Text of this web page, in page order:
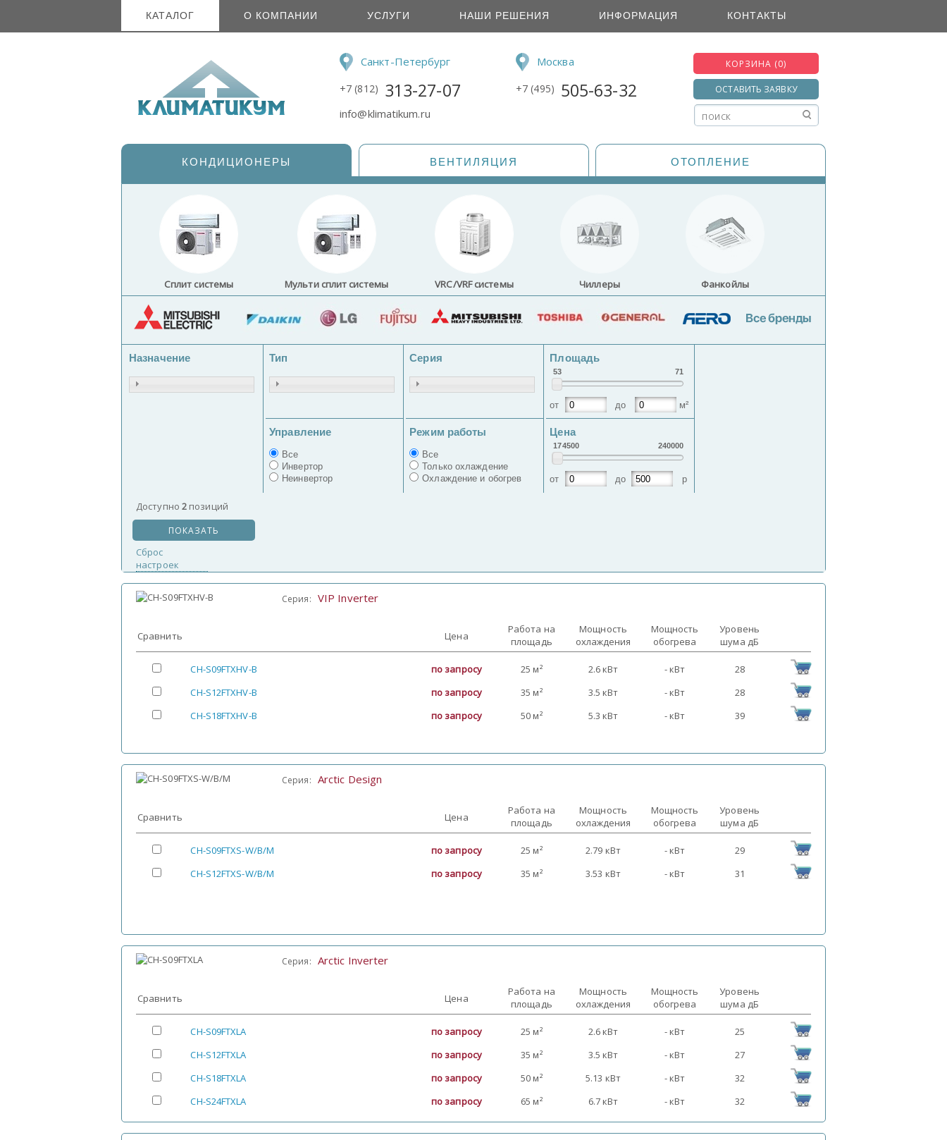
КАТАЛОГ О КОМПАНИИ УСЛУГИ НАШИ РЕШЕНИЯ ИНФОРМАЦИЯ КОНТАКТЫ
Санкт-Петербург
+7 (812) 313-27-07
info@klimatikum.ru
Москва
+7 (495) 505-63-32
КОРЗИНА (0)
ОСТАВИТЬ ЗАЯВКУ
КОНДИЦИОНЕРЫ ВЕНТИЛЯЦИЯ ОТОПЛЕНИЕ
Сплит системы Мульти сплит системы VRC/VRF системы Чиллеры Фанкойлы
Назначение Тип
Управление
Все
Инвертор
Неинвертор
Серия
Режим работы
Все
Только охлаждение
Охлаждение и обогрев
Площадь
53 71
от до м²
Цена
174500 240000
от до р
Доступно 2 позиций
ПОКАЗАТЬ
Сброс
настроек
Серия: VIP Inverter
Сравнить Цена
Работа на
площадь
Мощность
охлаждения
Мощность
обогрева
Уровень
шума дБ
CH-S09FTXHV-B по запросу 25 м² 2.6 кВт - кВт
28
CH-S12FTXHV-B
по запросу 35 м² 3.5 кВт - кВт
28
CH-S18FTXHV-B
по запросу 50 м² 5.3 кВт - кВт 39
Серия: Arctic Design
Сравнить Цена
Работа на
площадь
Мощность
охлаждения
Мощность
обогрева
Уровень
шума дБ
CH-S09FTXS-W/B/M по запросу 25 м² 2.79 кВт - кВт
29
CH-S12FTXS-W/B/M
по запросу 35 м² 3.53 кВт - кВт 31
Серия: Arctic Inverter
Сравнить Цена
Работа на
площадь
Мощность
охлаждения
Мощность
обогрева
Уровень
шума дБ
CH-S09FTXLA по запросу 25 м² 2.6 кВт - кВт
25
CH-S12FTXLA
по запросу 35 м² 3.5 кВт - кВт
27
CH-S18FTXLA
по запросу 50 м² 5.13 кВт - кВт
32
CH-S24FTXLA
по запросу 65 м² 6.7 кВт - кВт 32